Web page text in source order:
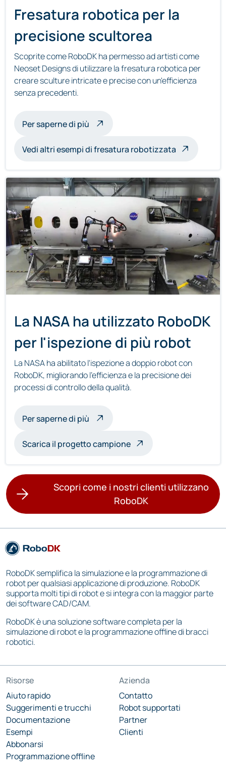
Fresatura robotica per la
precisione scultorea
Scoprite come RoboDK ha permesso ad artisti come
Neoset Designs di utilizzare la fresatura robotica per
creare sculture intricate e precise con un'efficienza
senza precedenti.
Per saperne di più sulle sculture a fresatura robotica
Vedi altri esempi di fresatura robotizzata
La NASA ha utilizzato RoboDK
per l'ispezione di più robot
La NASA ha abilitato l'ispezione a doppio robot con
RoboDK, migliorando l'efficienza e la precisione dei
processi di controllo della qualità.
Per saperne di più sull'ispezione multirobot
Scarica il progetto campione
Scopri come i nostri clienti utilizzano
RoboDK
RoboDK semplifica la simulazione e la programmazione di
robot per qualsiasi applicazione di produzione. RoboDK
supporta molti tipi di robot e si integra con la maggior parte
dei software CAD/CAM.
RoboDK è una soluzione software completa per la
simulazione di robot e la programmazione offline di bracci
robotici.
Risorse
Aiuto rapido
Suggerimenti e trucchi
Documentazione
Esempi
Abbonarsi
Programmazione offline
Azienda
Contatto
Robot supportati
Partner
Clienti